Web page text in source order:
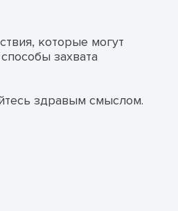
которые могут
захвата
здравым смыслом.